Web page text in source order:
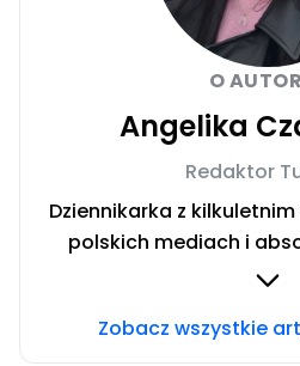
O
Angelika
Redaktor
Dziennikarka z
polskich mediach i
Dziennikarstwo i
Miłośniczka włoskich
Zobacz wszystkie